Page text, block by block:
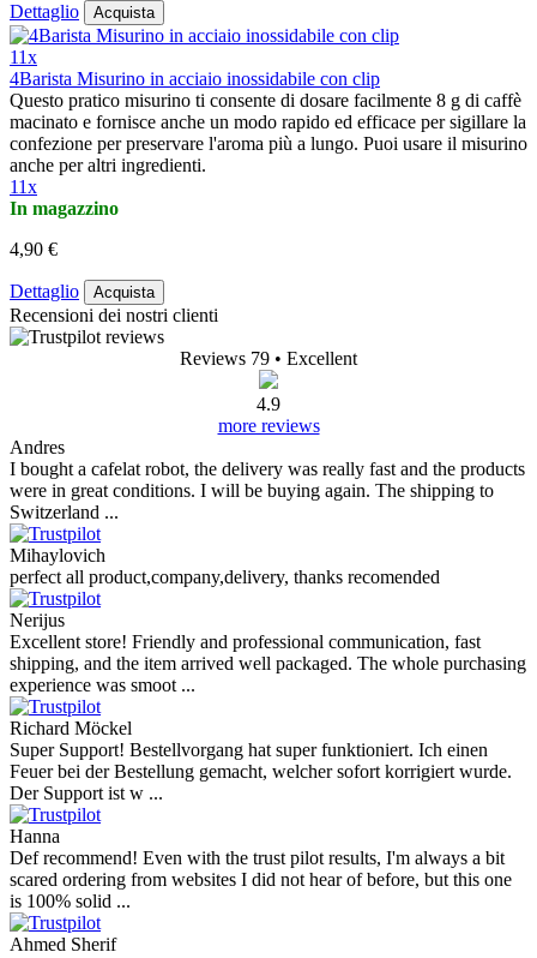
Dettaglio Acquista
11x
4Barista Misurino in acciaio inossidabile con clip
Questo pratico misurino ti consente di dosare facilmente 8 g di caffè
macinato e fornisce anche un modo rapido ed efficace per sigillare la
confezione per preservare l'aroma più a lungo. Puoi usare il misurino
anche per altri ingredienti.
11x
In magazzino
4,90 €
Dettaglio Acquista
Recensioni dei nostri clienti
Reviews 79 • Excellent
4.9
more reviews
Andres
I bought a cafelat robot, the delivery was really fast and the products
were in great conditions. I will be buying again. The shipping to
Switzerland ...
Mihaylovich
perfect all product,company,delivery, thanks recomended
Nerijus
Excellent store! Friendly and professional communication, fast
shipping, and the item arrived well packaged. The whole purchasing
experience was smoot ...
Richard Möckel
Super Support! Bestellvorgang hat super funktioniert. Ich einen
Feuer bei der Bestellung gemacht, welcher sofort korrigiert wurde.
Der Support ist w ...
Hanna
Def recommend! Even with the trust pilot results, I'm always a bit
scared ordering from websites I did not hear of before, but this one
is 100% solid ...
Ahmed Sherif